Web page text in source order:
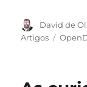
Autor
David de
Artigos
Tags